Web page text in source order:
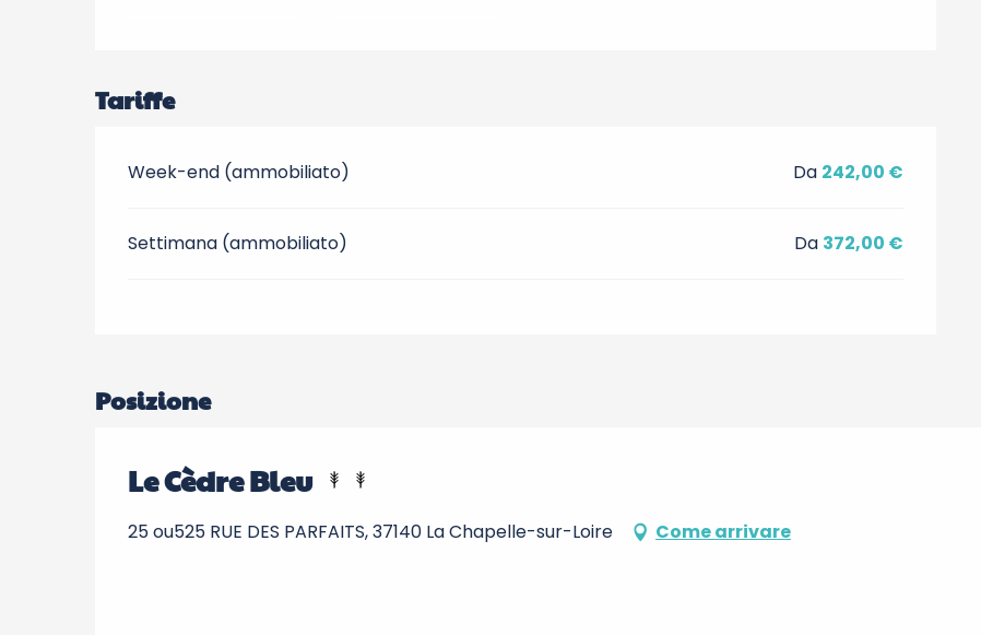
Tariffe
Week-end (ammobiliato) Da 242,00 €
Settimana (ammobiliato) Da 372,00 €
Posizione
Le Cèdre Bleu
25 ou525 RUE DES PARFAITS, 37140 La Chapelle-sur-Loire Come arrivare